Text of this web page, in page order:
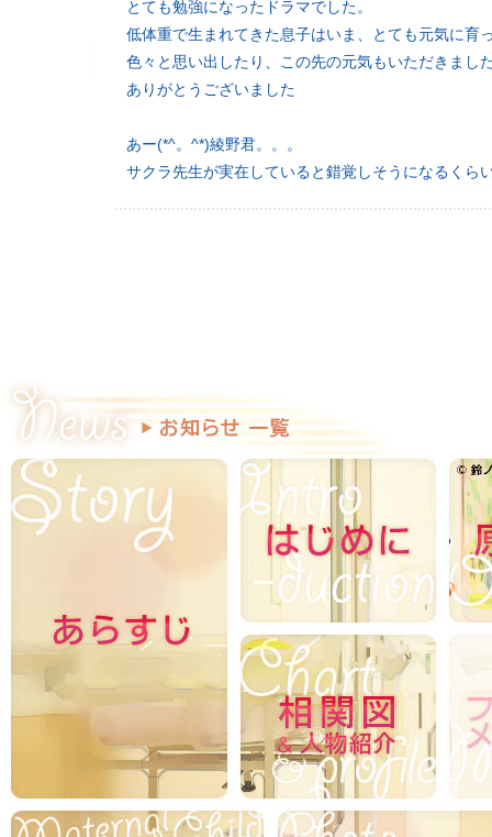
とても勉強になったドラマでした。
低体重で生まれてきた息子はいま、とても元気に育
色々と思い出したり、この先の元気もいただきまし
ありがとうございました
あー(*^。^*)綾野君。。。
サクラ先生が実在していると錯覚しそうになるくら